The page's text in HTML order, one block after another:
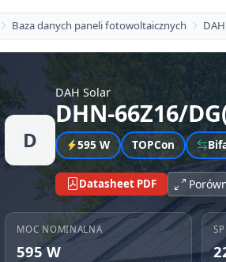
Baza danych paneli fotowoltaicznych
D
DAH Solar
DHN-66Z16/
595 W TOPCon
Datasheet PDF
MOC NOMINALNA
595 W